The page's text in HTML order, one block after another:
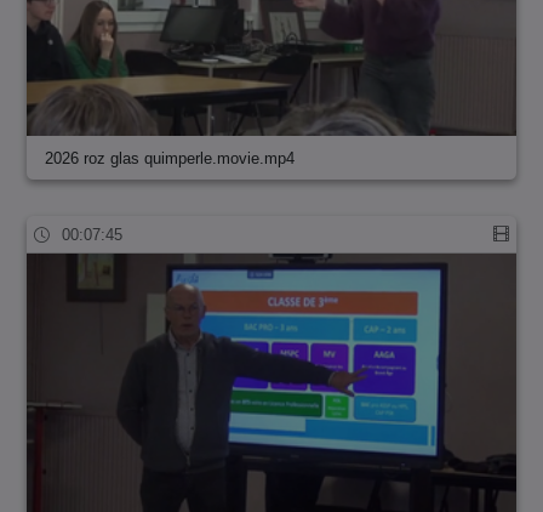
2026 roz glas quimperle.movie.mp4
00:07:45